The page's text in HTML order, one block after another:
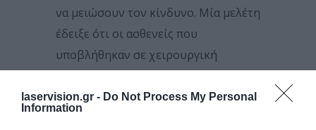
laservision.gr - Do Not Process My Personal
Information
να μειώσουν τον κίνδυνο. Μία μελέτη
έδειξε ότι οι ασθενείς που
υποβλήθηκαν σε χειρουργική
επέμβαση καταρράκτη μείωσαν κατά
30% τον κίνδυνο άνοιας.